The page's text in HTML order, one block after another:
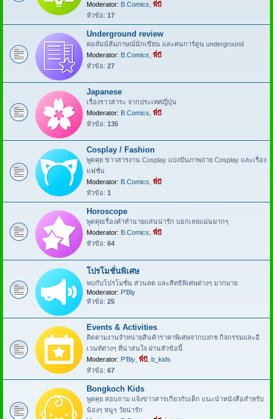
Moderator: B.Comics พี่บี
หัวข้อ: 17
Underground review
คอลัมน์สัมภาษณ์นักเขียน และคนการ์ตูน underground
Moderator: B.Comics พี่บี
หัวข้อ: 27
Japanese
เรื่องราวสาระ จากประเทศญี่ปุ่น
Moderator: B.Comics พี่บี
หัวข้อ: 135
Cosplay / Fashion
พูดคุย ข่าวสารงาน Cosplay แบ่งปันภาพถ่าย Cosplay และเรื่อง
แฟชั่น
Moderator: B.Comics พี่บี
หัวข้อ: 1
Horoscope
พูดคุยเรื่องคำทำนายแสนน่ารัก บอกเลยแม่นมากๆ
Moderator: B.Comics พี่บี
หัวข้อ: 64
โปรโมชั่นพิเศษ
พบกับโปรโมชั่น ส่วนลด และสิทธิพิเศษต่างๆ มากมาย
Moderator: P'Bly
หัวข้อ: 25
Events & Activities
ติดตามงานจำหน่ายสินค้าราคาพิเศษจากบงกช กิจกรรมและอี
เวนท์ต่างๆ ที่น่าสนใจ ผ่านหัวข้อนี้
Moderator: P'Bly พี่บี b_kids
หัวข้อ: 67
Bongkoch Kids
พูดคุย สอบถาม แจ้งข่าวสารเกี่ยวกับเด็ก แนะนำหนังสือสำหรับ
น้องๆ หนูๆ วัยน่ารัก